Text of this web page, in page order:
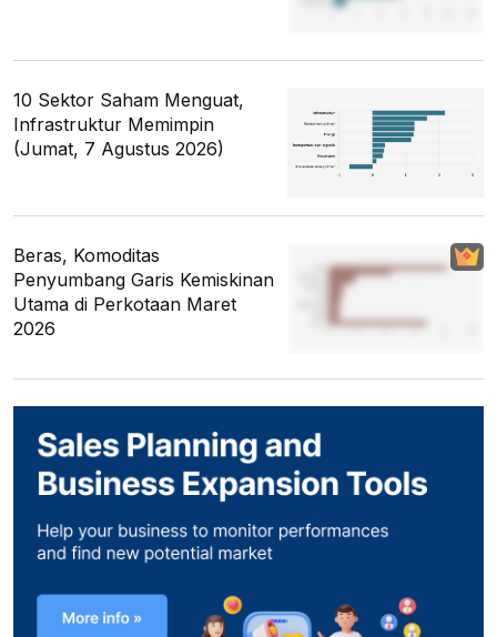
10 Sektor Saham Menguat,
Infrastruktur Memimpin
(Jumat, 7 Agustus 2026)
Beras, Komoditas
Penyumbang Garis Kemiskinan
Utama di Perkotaan Maret
2026